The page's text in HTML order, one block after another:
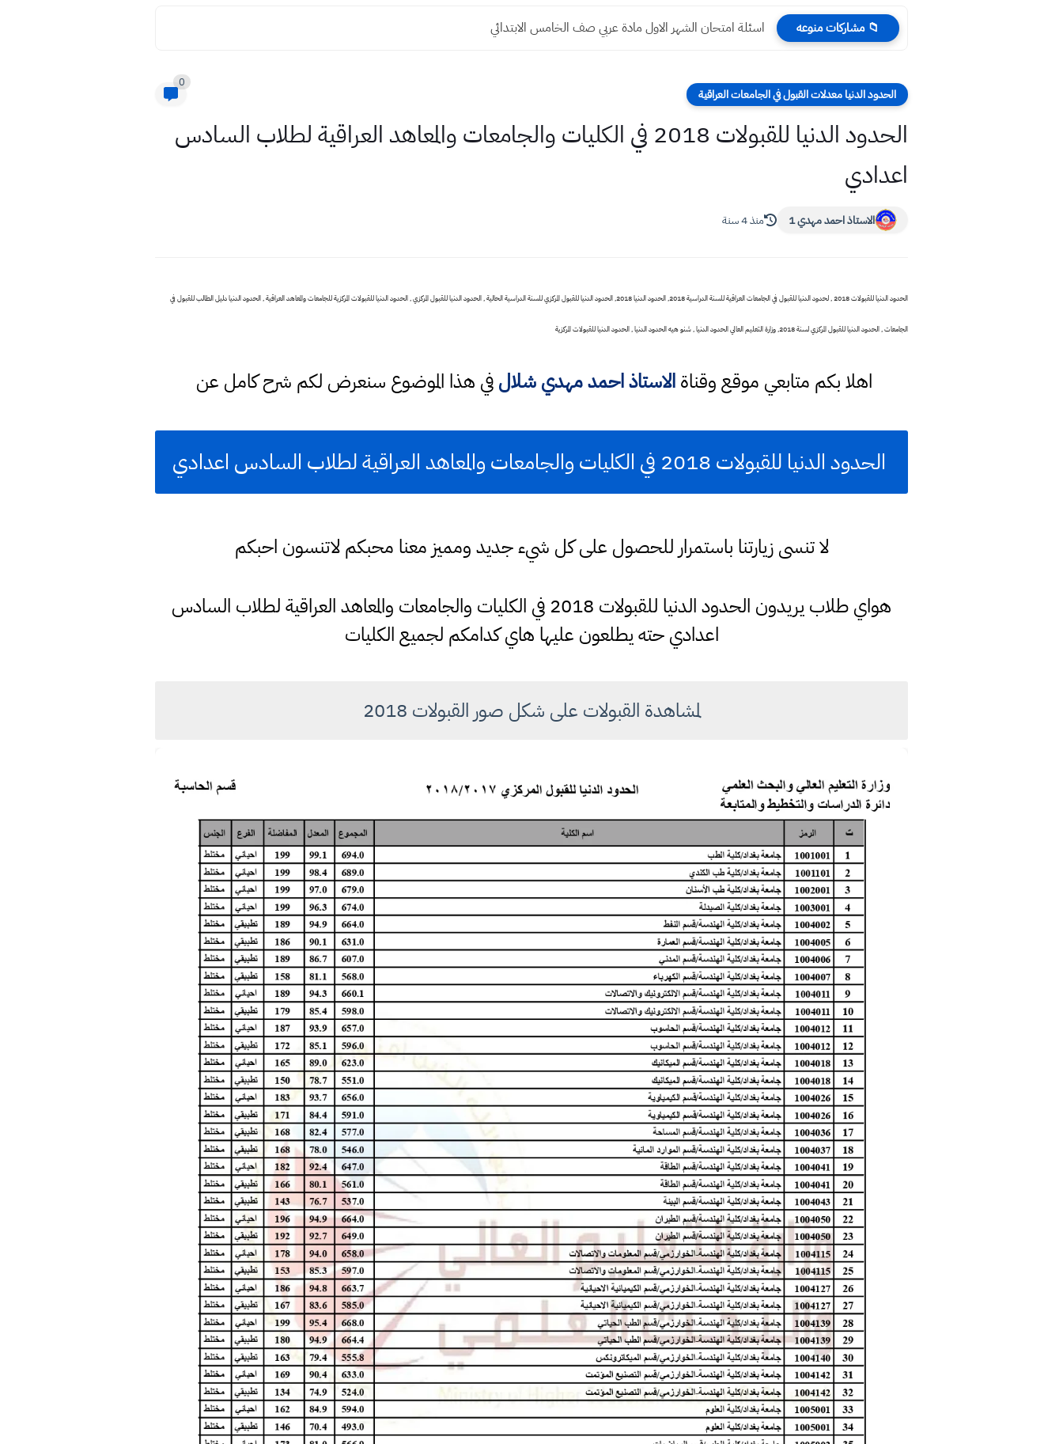
📁 مشاركات منوعه اسئلة امتحان الشهر الاول مادة عربي صف الخامس الابتدائي
الحدود الدنيا معدلات القبول في الجامعات العراقية
0
الحدود الدنيا للقبولات 2018 في الكليات والجامعات والمعاهد العراقية لطلاب السادس
اعدادي
الاستاذ احمد مهدي 1 منذ 4 سنة
الحدود الدنيا للقبولات 2018 , لحدود الدنيا للقبول في الجامعات العراقية للسنة الدراسية 2018, الحدود الدنيا 2018, الحدود الدنيا للقبول المركزي للسنة الدراسية الحالية , الحدود الدنيا للقبول المركزي , الحدود الدنيا للقبولات المركزية للجامعات والمعاهد العراقية , الحدود الدنيا دليل الطالب للقبول في
الجامعات , الحدود الدنيا للقبول المركزي لسنة 2018, وزارة التعليم العالي الحدود الدنيا , شنو هيه الحدود الدنيا , الحدود الدنيا للقبولات المركزية
اهلا بكم متابعي موقع وقناةالاستاذ احمد مهدي شلالفي هذا الموضوع سنعرض لكم شرح كامل عن
الحدود الدنيا للقبولات 2018 في الكليات والجامعات والمعاهد العراقية لطلاب السادس اعدادي
لا تنسى زيارتنا باستمرار للحصول على كل شيء جديد ومميز معنا محبكم لاتنسون احبكم
هواي طلاب يريدون الحدود الدنيا للقبولات 2018 في الكليات والجامعات والمعاهد العراقية لطلاب السادس
اعدادي حته يطلعون عليها هاي كدامكم لجميع الكليات
لمشاهدة القبولات على شكل صور القبولات 2018